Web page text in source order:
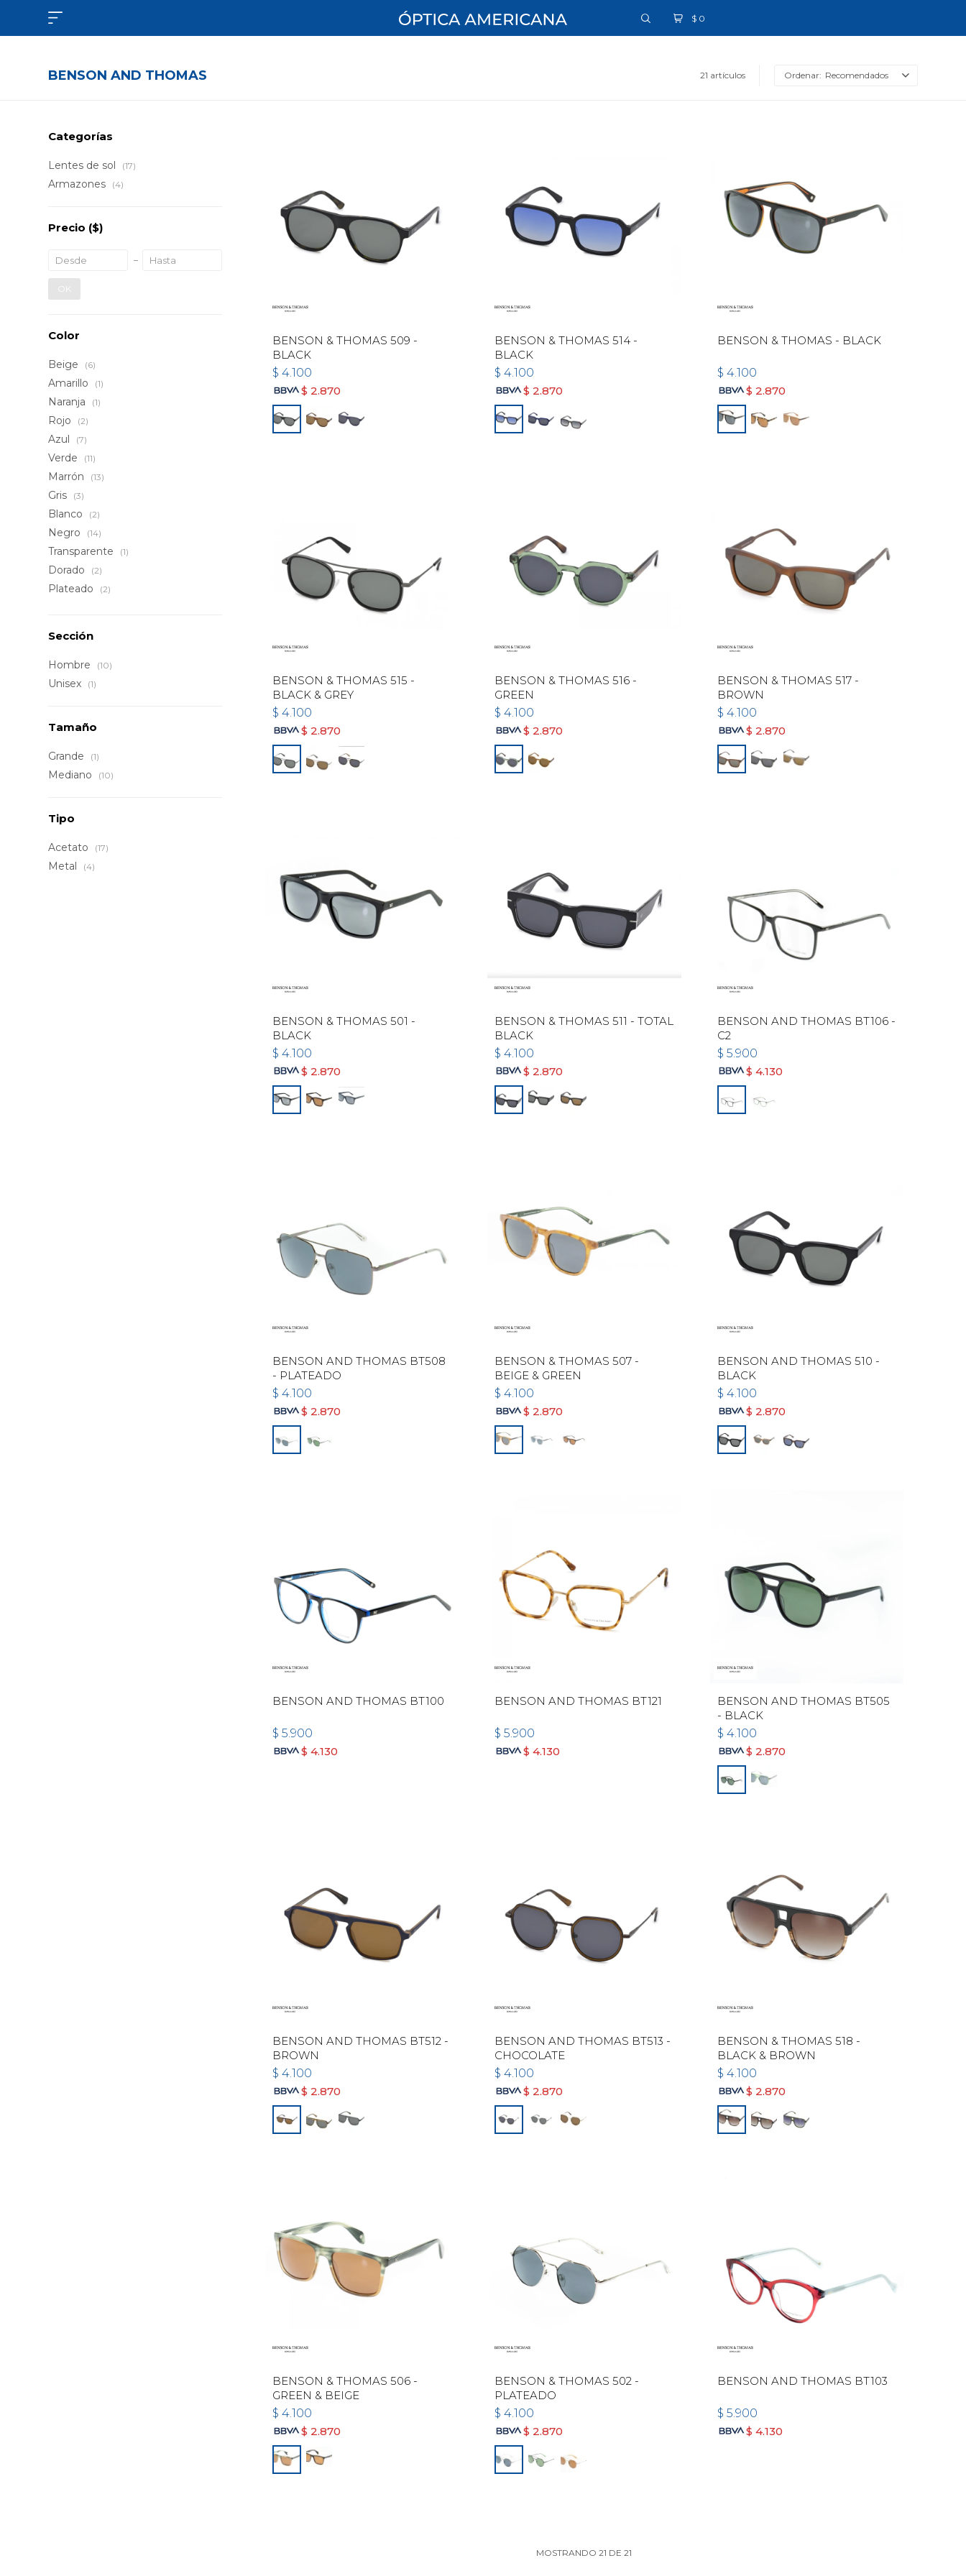
$ 0

BENSON AND THOMAS 21 artículos Recomendados
BENSON & THOMAS 509 -
BLACK
$ 4.100
$ 2.870
BENSON & THOMAS 514 -
BLACK
$ 4.100
$ 2.870
BENSON & THOMAS - BLACK
$ 4.100
$ 2.870
BENSON & THOMAS 515 -
BLACK & GREY
$ 4.100
$ 2.870
BENSON & THOMAS 516 -
GREEN
$ 4.100
$ 2.870
BENSON & THOMAS 517 -
BROWN
$ 4.100
$ 2.870
BENSON & THOMAS 501 -
BLACK
$ 4.100
$ 2.870
BENSON & THOMAS 511 - TOTAL
BLACK
$ 4.100
$ 2.870
BENSON AND THOMAS BT106 -
C2
$ 5.900
$ 4.130
BENSON AND THOMAS BT508
- PLATEADO
$ 4.100
$ 2.870
BENSON & THOMAS 507 -
BEIGE & GREEN
$ 4.100
$ 2.870
BENSON AND THOMAS 510 -
BLACK
$ 4.100
$ 2.870
BENSON AND THOMAS BT100
$ 5.900
$ 4.130
BENSON AND THOMAS BT121
$ 5.900
$ 4.130
BENSON AND THOMAS BT505
- BLACK
$ 4.100
$ 2.870
BENSON AND THOMAS BT512 -
BROWN
$ 4.100
$ 2.870
BENSON AND THOMAS BT513 -
CHOCOLATE
$ 4.100
$ 2.870
BENSON & THOMAS 518 -
BLACK & BROWN
$ 4.100
$ 2.870
BENSON & THOMAS 506 -
GREEN & BEIGE
$ 4.100
$ 2.870
BENSON & THOMAS 502 -
PLATEADO
$ 4.100
$ 2.870
BENSON AND THOMAS BT103
$ 5.900
$ 4.130
MOSTRANDO21 DE21
Categorías
Lentes de sol (17)
Armazones (4)
Precio ($)
OK
Color
Beige (6)
Amarillo (1)
Naranja (1)
Rojo (2)
Azul (7)
Verde (11)
Marrón (13)
Gris (3)
Blanco (2)
Negro (14)
Transparente (1)
Dorado (2)
Plateado (2)
Sección
Hombre (10)
Unisex (1)
Tamaño
Grande (1)
Mediano (10)
Tipo
Acetato (17)
Metal (4)